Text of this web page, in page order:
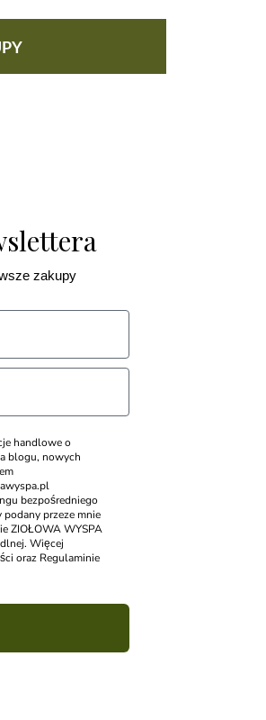
zakupy
handlowe o
blogu, nowych
bezpośredniego
przeze mnie
ZIOŁOWA WYSPA
Więcej
oraz Regulaminie